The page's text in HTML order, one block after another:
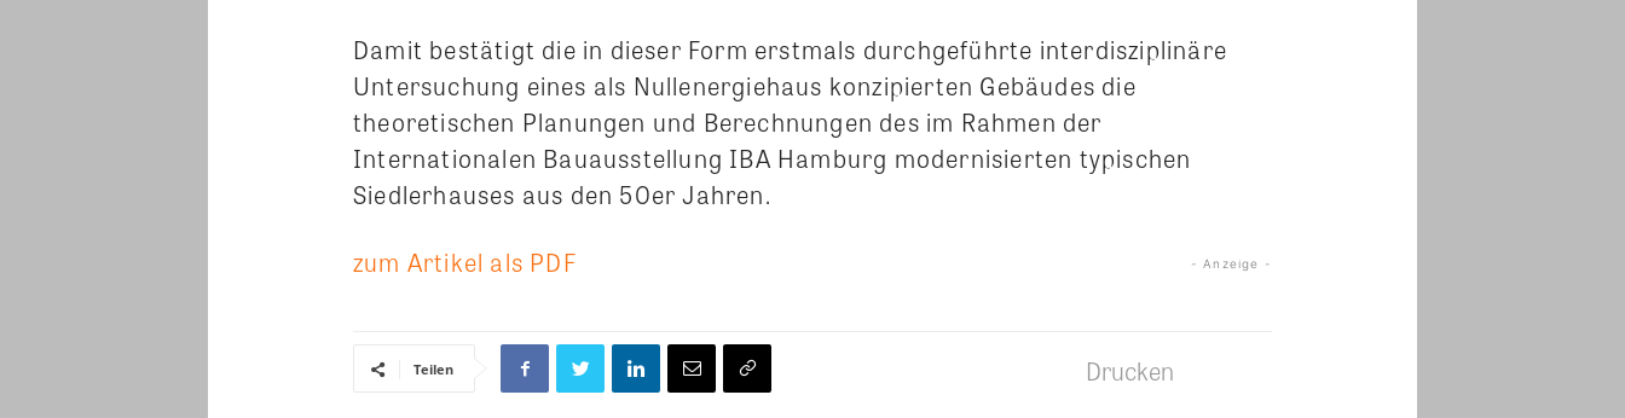
Damit bestätigt die in dieser Form erstmals durchgeführte interdisziplinäre
Untersuchung eines als Nullenergiehaus konzipierten Gebäudes die
theoretischen Planungen und Berechnungen des im Rahmen der
Internationalen Bauausstellung IBA Hamburg modernisierten typischen
Siedlerhauses aus den 50er Jahren.
- Anzeige -
zum Artikel als PDF
Teilen Drucken